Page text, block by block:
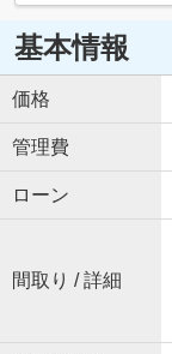
基本情報
価格
管理費
ローン
間取り / 詳細